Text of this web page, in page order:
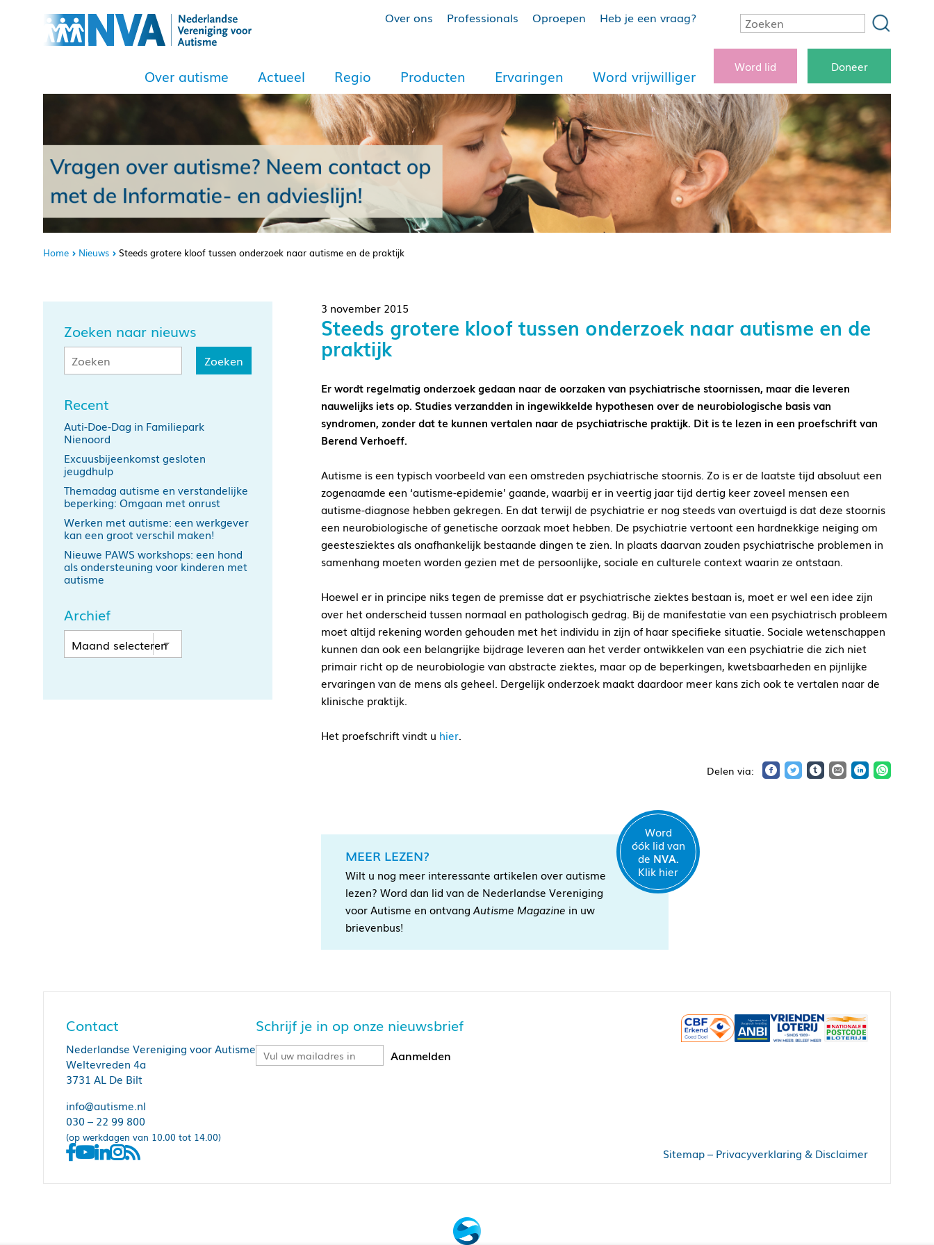
Over ons Professionals Oproepen Heb je een vraag?
Over autisme Actueel Regio Producten Ervaringen Word vrijwilliger
Word lid Doneer
Home Nieuws Steeds grotere kloof tussen onderzoek naar autisme en de praktijk
Zoeken naar nieuws
Recent
Auti-Doe-Dag in Familiepark
Nienoord
Excuusbijeenkomst gesloten
jeugdhulp
Themadag autisme en verstandelijke
beperking: Omgaan met onrust
Werken met autisme: een werkgever
kan een groot verschil maken!
Nieuwe PAWS workshops: een hond
als ondersteuning voor kinderen met
autisme
Archief
3 november 2015
Steeds grotere kloof tussen onderzoek naar autisme en de
praktijk
Er wordt regelmatig onderzoek gedaan naar de oorzaken van psychiatrische stoornissen, maar die leveren
nauwelijks iets op. Studies verzandden in ingewikkelde hypothesen over de neurobiologische basis van
syndromen, zonder dat te kunnen vertalen naar de psychiatrische praktijk. Dit is te lezen in een proefschrift van
Berend Verhoeff.
Autisme is een typisch voorbeeld van een omstreden psychiatrische stoornis. Zo is er de laatste tijd absoluut een
zogenaamde een ‘autisme-epidemie’ gaande, waarbij er in veertig jaar tijd dertig keer zoveel mensen een
autisme-diagnose hebben gekregen. En dat terwijl de psychiatrie er nog steeds van overtuigd is dat deze stoornis
een neurobiologische of genetische oorzaak moet hebben. De psychiatrie vertoont een hardnekkige neiging om
geestesziektes als onafhankelijk bestaande dingen te zien. In plaats daarvan zouden psychiatrische problemen in
samenhang moeten worden gezien met de persoonlijke, sociale en culturele context waarin ze ontstaan.
Hoewel er in principe niks tegen de premisse dat er psychiatrische ziektes bestaan is, moet er wel een idee zijn
over het onderscheid tussen normaal en pathologisch gedrag. Bij de manifestatie van een psychiatrisch probleem
moet altijd rekening worden gehouden met het individu in zijn of haar specifieke situatie. Sociale wetenschappen
kunnen dan ook een belangrijke bijdrage leveren aan het verder ontwikkelen van een psychiatrie die zich niet
primair richt op de neurobiologie van abstracte ziektes, maar op de beperkingen, kwetsbaarheden en pijnlijke
ervaringen van de mens als geheel. Dergelijk onderzoek maakt daardoor meer kans zich ook te vertalen naar de
klinische praktijk.
Het proefschrift vindt u hier.
MEER LEZEN?
Wilt u nog meer interessante artikelen over autisme
lezen? Word dan lid van de Nederlandse Vereniging
voor Autisme en ontvang Autisme Magazine in uw
brievenbus!
Word
óók lid van
de NVA.
Klik hier
Contact
Nederlandse Vereniging voor Autisme
Weltevreden 4a
3731 AL De Bilt
info@autisme.nl
030 – 22 99 800
(op werkdagen van 10.00 tot 14.00)
Schrijf je in op onze nieuwsbrief
Sitemap– Privacyverklaring & Disclaimer